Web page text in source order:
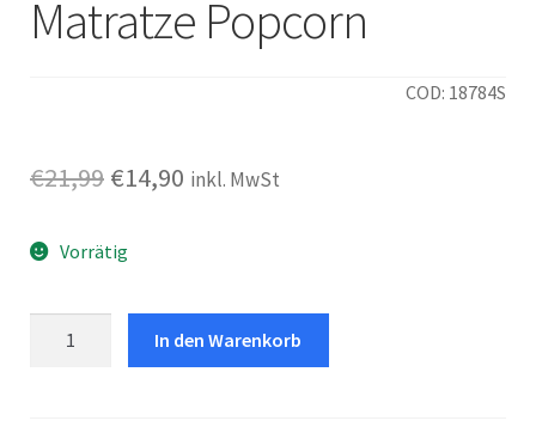
Matratze Popcorn
COD: 18784S
€21,99 Ursprünglicher
war:
€21,99
€14,90 Aktueller
€14,90.
inkl. MwSt
Vorrätig
In den Warenkorb